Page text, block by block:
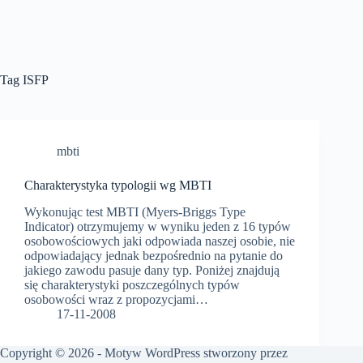
Tag ISFP
mbti
Charakterystyka typologii wg MBTI
Wykonując test MBTI (Myers-Briggs Type
Indicator) otrzymujemy w wyniku jeden z 16 typów
osobowościowych jaki odpowiada naszej osobie, nie
odpowiadający jednak bezpośrednio na pytanie do
jakiego zawodu pasuje dany typ. Poniżej znajdują
się charakterystyki poszczególnych typów
osobowości wraz z propozycjami…
17-11-2008
Copyright © 2026 - Motyw WordPress stworzony przez